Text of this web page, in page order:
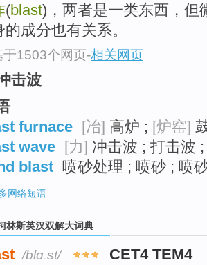
(blast)，两者是一类东西，但
的成分也有关系。
于1503个网页-相关网页
击波
furnace [冶] 高炉 ; [炉窑]
wave [力] 冲击波 ; 打击波
blast 喷砂处理 ; 喷砂 ; 喷
网络短语
林斯英汉双解大词典
/blɑːst/ CET4 TEM4